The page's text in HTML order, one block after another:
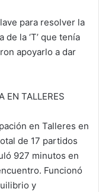
para resolver la
la ‘T’ que tenía
apoyarlo a dar
EN TALLERES
en Talleres en
de 17 partidos
927 minutos en
Funcionó
y